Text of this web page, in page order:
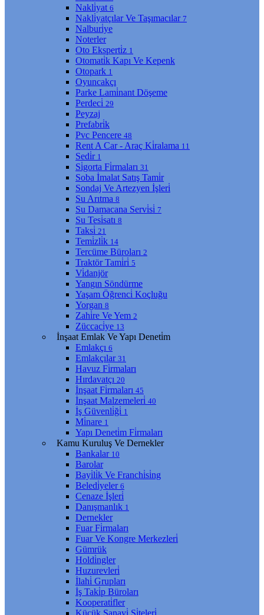
Nakli̇yat 6
Nakli̇yatçılar Ve Taşımacılar 7
Nalburi̇ye
Noterler
Oto Eksperti̇z 1
Otomati̇k Kapı Ve Kepenk
Otopark 1
Oyuncakçı
Parke Lami̇nant Döşeme
Perdeci̇ 29
Peyzaj
Prefabri̇k
Pvc Pencere 48
Rent A Car - Araç Ki̇ralama 11
Sedi̇r 1
Si̇gorta Fi̇rmaları 31
Soba İmalat Satış Tami̇r
Sondaj Ve Artezyen İşleri̇
Su Arıtma 8
Su Damacana Servi̇si̇ 7
Su Tesi̇satı 8
Taksi̇ 21
Temi̇zli̇k 14
Tercüme Büroları 2
Traktör Tami̇ri̇ 5
Vi̇danjör
Yangın Söndürme
Yaşam Öğrenci̇ Koçluğu
Yorgan 8
Zahi̇re Ve Yem 2
Züccaci̇ye 13
İnşaat Emlak Ve Yapı Deneti̇m
Emlakçı 6
Emlakçılar 31
Havuz Fi̇rmaları
Hırdavatçı 20
İnşaat Fi̇rmaları 45
İnşaat Malzemeleri̇ 40
İş Güvenli̇ği̇ 1
Mi̇nare 1
Yapı Deneti̇m Fi̇rmaları
Kamu Kuruluş Ve Dernekler
Bankalar 10
Barolar
Bayi̇li̇k Ve Franchi̇si̇ng
Beledi̇yeler 6
Cenaze İşleri̇
Danışmanlık 1
Dernekler
Fuar Fi̇rmaları
Fuar Ve Kongre Merkezleri̇
Gümrük
Holdi̇ngler
Huzurevleri̇
İlahi̇ Grupları
İş Taki̇p Büroları
Kooperati̇fler
Küçük Sanayi̇ Si̇teleri̇